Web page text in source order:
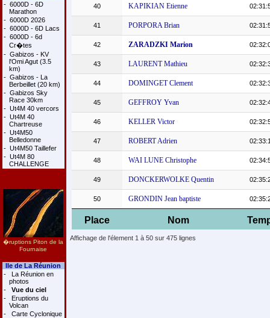
- 6000D - 6D
Marathon
- 6000D 2026
- 6000D - 6D Lacs
- 6000D - 6d
Cr�tes
- Gabizos - KV
l'Omi Agut (3.5
km)
- Gabizos - La
Berbeillet (20 km)
- Gabizos Sky
Race 30km
- Ut4M 40 vercors
- Ut4M 40
Chartreuse
- Ut4M50
Belledonne
- Ut4M50 Taillefer
- Ut4M 80
CHALLENGE
�ruptions Piton de la
Fournaise
Ile de La Réunion
-
La Réunion en
photos
-
Vue du ciel
-
Eruptions du
Volcan
-
Carte Cyclonique
Place Nom
40 KAPIKIAN Etienne
41 PORPORA Brian
42 ZARADZKI Marion
43 LAURENT Mathieu
44 DOMINGET Clement
45 GEFFROY Yvan
46 KELLER Victor
47 ROBERT Adrien
48 WAI LUNE Christophe
49 DONCKERWOLKE Quentin
50 GRONDIN Jean baptiste
Affichage de l'élement 1 à 50 sur 475 lignes